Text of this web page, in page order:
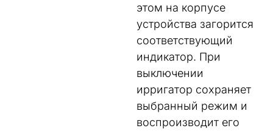
этом на корпусе
устройства загорится
соответствующий
индикатор. При
выключении
ирригатор сохраняет
выбранный режим и
воспроизводит его